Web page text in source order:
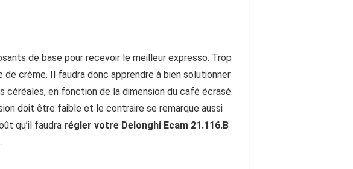
de base pour recevoir le meilleur expresso. Trop
de crème. Il faudra donc apprendre à bien solutionner
céréales, en fonction de la dimension du café écrasé.
doit être faible et le contraire se remarque aussi
qu’il faudra régler votre Delonghi Ecam 21.116.B